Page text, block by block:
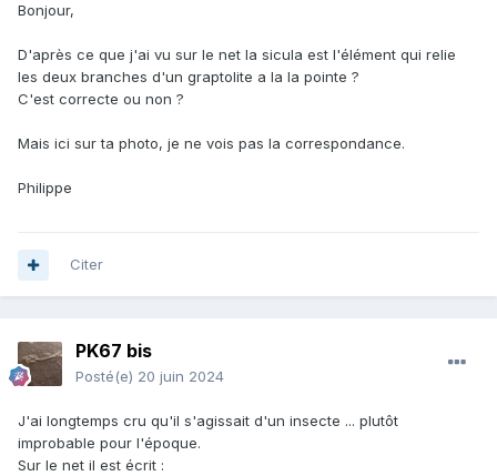
Bonjour,
D'après ce que j'ai vu sur le net la sicula est l'élément qui relie
les deux branches d'un graptolite a la la pointe ?
C'est correcte ou non ?
Mais ici sur ta photo, je ne vois pas la correspondance.
Philippe
Citer
PK67 bis
Posté(e) 20 juin 2024
J'ai longtemps cru qu'il s'agissait d'un insecte ... plutôt
improbable pour l'époque.
Sur le net il est écrit :